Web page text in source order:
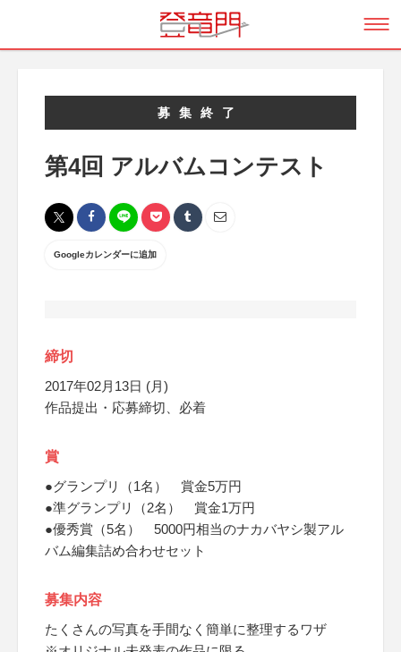
募集終了
第4回 アルバムコンテスト
Googleカレンダーに追加
締切
2017年02月13日 (月)
作品提出・応募締切、必着
賞
●グランプリ（1名） 賞金5万円
●準グランプリ（2名） 賞金1万円
●優秀賞（5名） 5000円相当のナカバヤシ製アル
バム編集詰め合わせセット
募集内容
たくさんの写真を手間なく簡単に整理するワザ